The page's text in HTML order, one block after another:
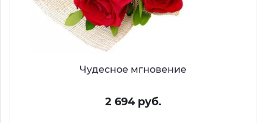
Чудесное мгновение
2 694 руб.